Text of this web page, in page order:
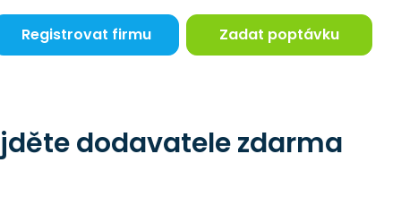
Registrovat firmu Zadat poptávku
dodavatele zdarma